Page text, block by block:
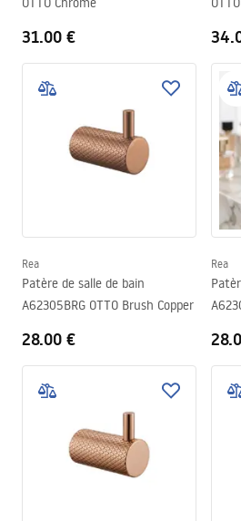
31.00 €
Rea
Patère de salle de bain
A62305BRG OTTO Brush Copper
28.00 €
Rea